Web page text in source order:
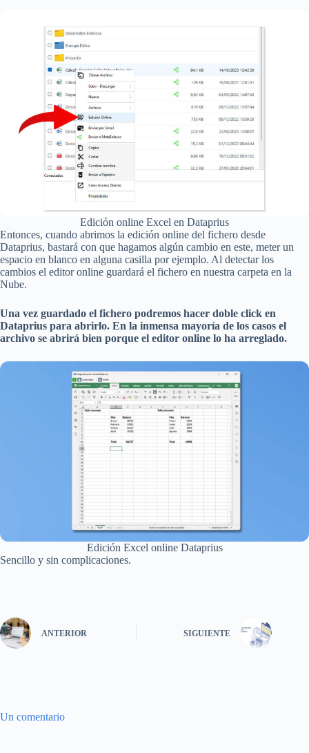
Edición online Excel en Dataprius
Entonces, cuando abrimos la edición online del fichero desde
Dataprius, bastará con que hagamos algún cambio en este, meter un
espacio en blanco en alguna casilla por ejemplo. Al detectar los
cambios el editor online guardará el fichero en nuestra carpeta en la
Nube.
Una vez guardado el fichero podremos hacer doble click en
Dataprius para abrirlo. En la inmensa mayoría de los casos el
archivo se abrirá bien porque el editor online lo ha arreglado.
Edición Excel online Dataprius
Sencillo y sin complicaciones.
ANTERIOR SIGUIENTE
Un comentario